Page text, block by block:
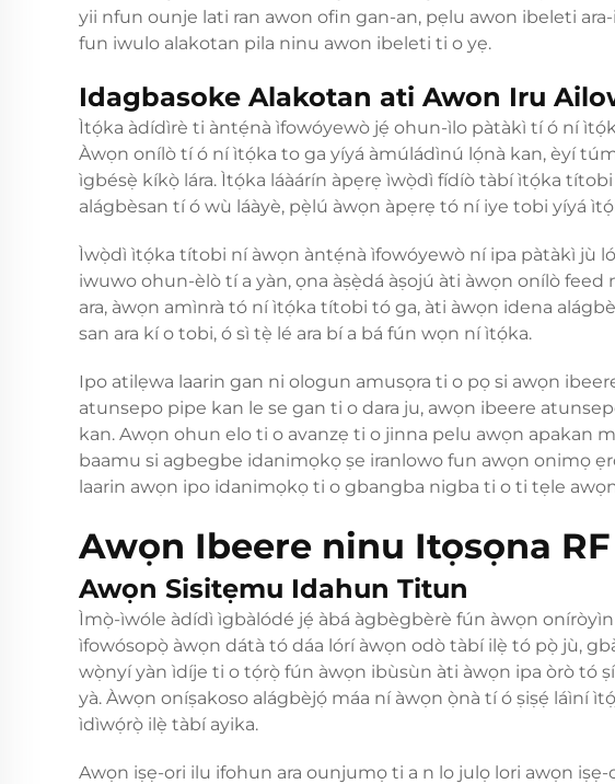
yii nfun ounje lati ran awon ofin gan-an, pẹlu awon ibeleti
fun iwulo alakotan pila ninu awon ibeleti ti o yẹ.
Idagbasoke Alakotan ati Awon Iru
Ìtọ́ka àdídìrè ti àntẹ́nà ìfowóyewò jẹ́ ohun-ìlo pàtàkì tí ó ní
Àwọn onílò tí ó ní ìtọ́ka to ga yíyá àmúládìnú lọ́nà kan, èyí
ìgbésẹ̀ kíkọ̀ lára. Ìtọ́ka láàárín àpẹrẹ ìwọ̀dì fídíò tàbí ìtọ́ka
alágbèsan tí ó wù láàyè, pẹ̀lú àwọn àpẹrẹ tó ní iye tobi yíyá
Ìwọ̀dì ìtọ́ka títobi ní àwọn àntẹ́nà ìfowóyewò ní ipa pàtàkì jù
iwuwo ohun-èlò tí a yàn, ọna àṣẹ̀dá àṣojú àti àwọn onílò
ara, àwọn amìnrà tó ní ìtọ́ka títobi tó ga, àti àwọn idena
san ara kí o tobi, ó sì tẹ̀ lé ara bí a bá fún wọn ní ìtọ́ka.
Ipo atilẹwa laarin gan ni ologun amusọra ti o pọ si awọn
atunsepo pipe kan le se gan ti o dara ju, awọn ibeere
kan. Awọn ohun elo ti o avanzẹ ti o jinna pelu awọn apakan
baamu si agbegbe idanimọkọ ṣe iranlowo fun awọn onimọ
laarin awọn ipo idanimọkọ ti o gbangba nigba ti o ti tẹle
Awọn Ibeere ninu Itọsọna
Awọn Sisitẹmu Idahun Titun
Ìmọ̀-ìwóle àdídì ìgbàlódé jẹ́ àbá àgbègbèrè fún àwọn
ìfowósopọ̀ àwọn dátà tó dáa lórí àwọn odò tàbí ilẹ̀ tó pọ̀ jù,
wọ̀nyí yàn ìdíje ti o tọ́rọ̀ fún àwọn ibùsùn àti àwọn ipa òrò tó
yà. Àwọn oníṣakoso alágbèjọ́ máa ní àwọn ọ̀nà tí ó ṣiṣẹ́ láìní
ìdìwọ́rọ̀ ilẹ̀ tàbí ayika.
Awọn iṣẹ-ori ilu ifohun ara ounjumọ ti a n lo julọ lori awọn